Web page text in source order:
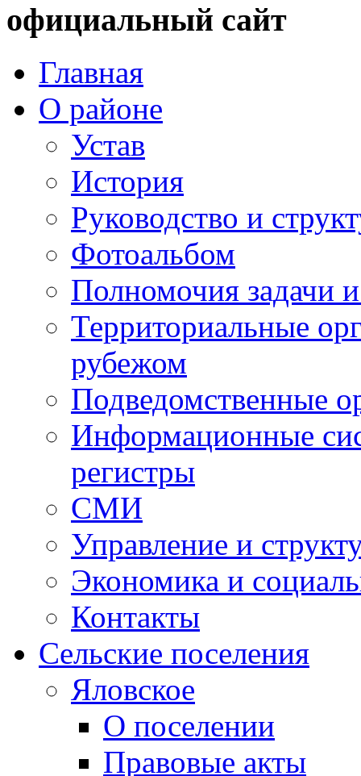
официальный сайт
Главная
О районе
Устав
История
Руководство и
Фотоальбом
Полномочия задачи
Территориальные
рубежом
Подведомственные
Информационные
регистры
СМИ
Управление и
Экономика и
Контакты
Сельские поселения
Яловское
О поселении
Правовые акты